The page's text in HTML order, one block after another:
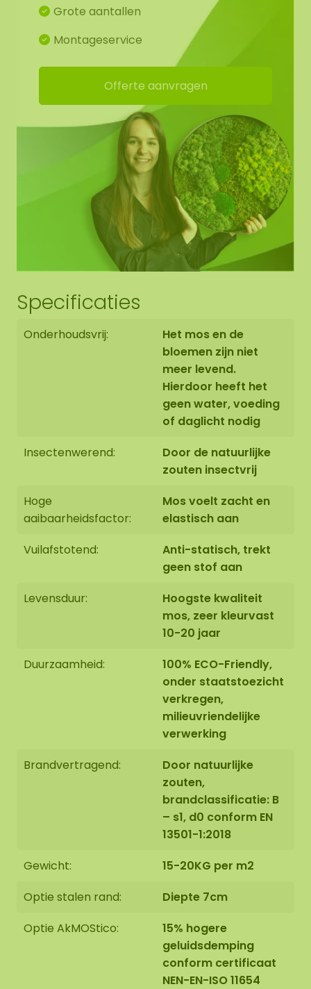
Grote aantallen
Montageservice
Offerte aanvragen
Specificaties
Onderhoudsvrij:
Het mos en de
bloemen zijn niet
meer levend.
Hierdoor heeft het
geen water, voeding
of daglicht nodig
Insectenwerend:
Door de natuurlijke
zouten insectvrij
Hoge
aaibaarheidsfactor:
Mos voelt zacht en
elastisch aan
Vuilafstotend:
Anti-statisch, trekt
geen stof aan
Levensduur:
Hoogste kwaliteit
mos, zeer kleurvast
10-20 jaar
Duurzaamheid:
100% ECO-Friendly,
onder staatstoezicht
verkregen,
milieuvriendelijke
verwerking
Brandvertragend:
Door natuurlijke
zouten,
brandclassificatie: B
– s1, d0 conform EN
13501-1:2018
Gewicht:
15-20KG per m2
Optie stalen rand:
Diepte 7cm
Optie AkMOStico:
15% hogere
geluidsdemping
conform certificaat
NEN-EN-ISO 11654